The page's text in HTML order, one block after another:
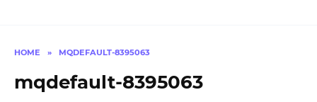
HOME » MQDEFAULT-8395063
mqdefault-8395063